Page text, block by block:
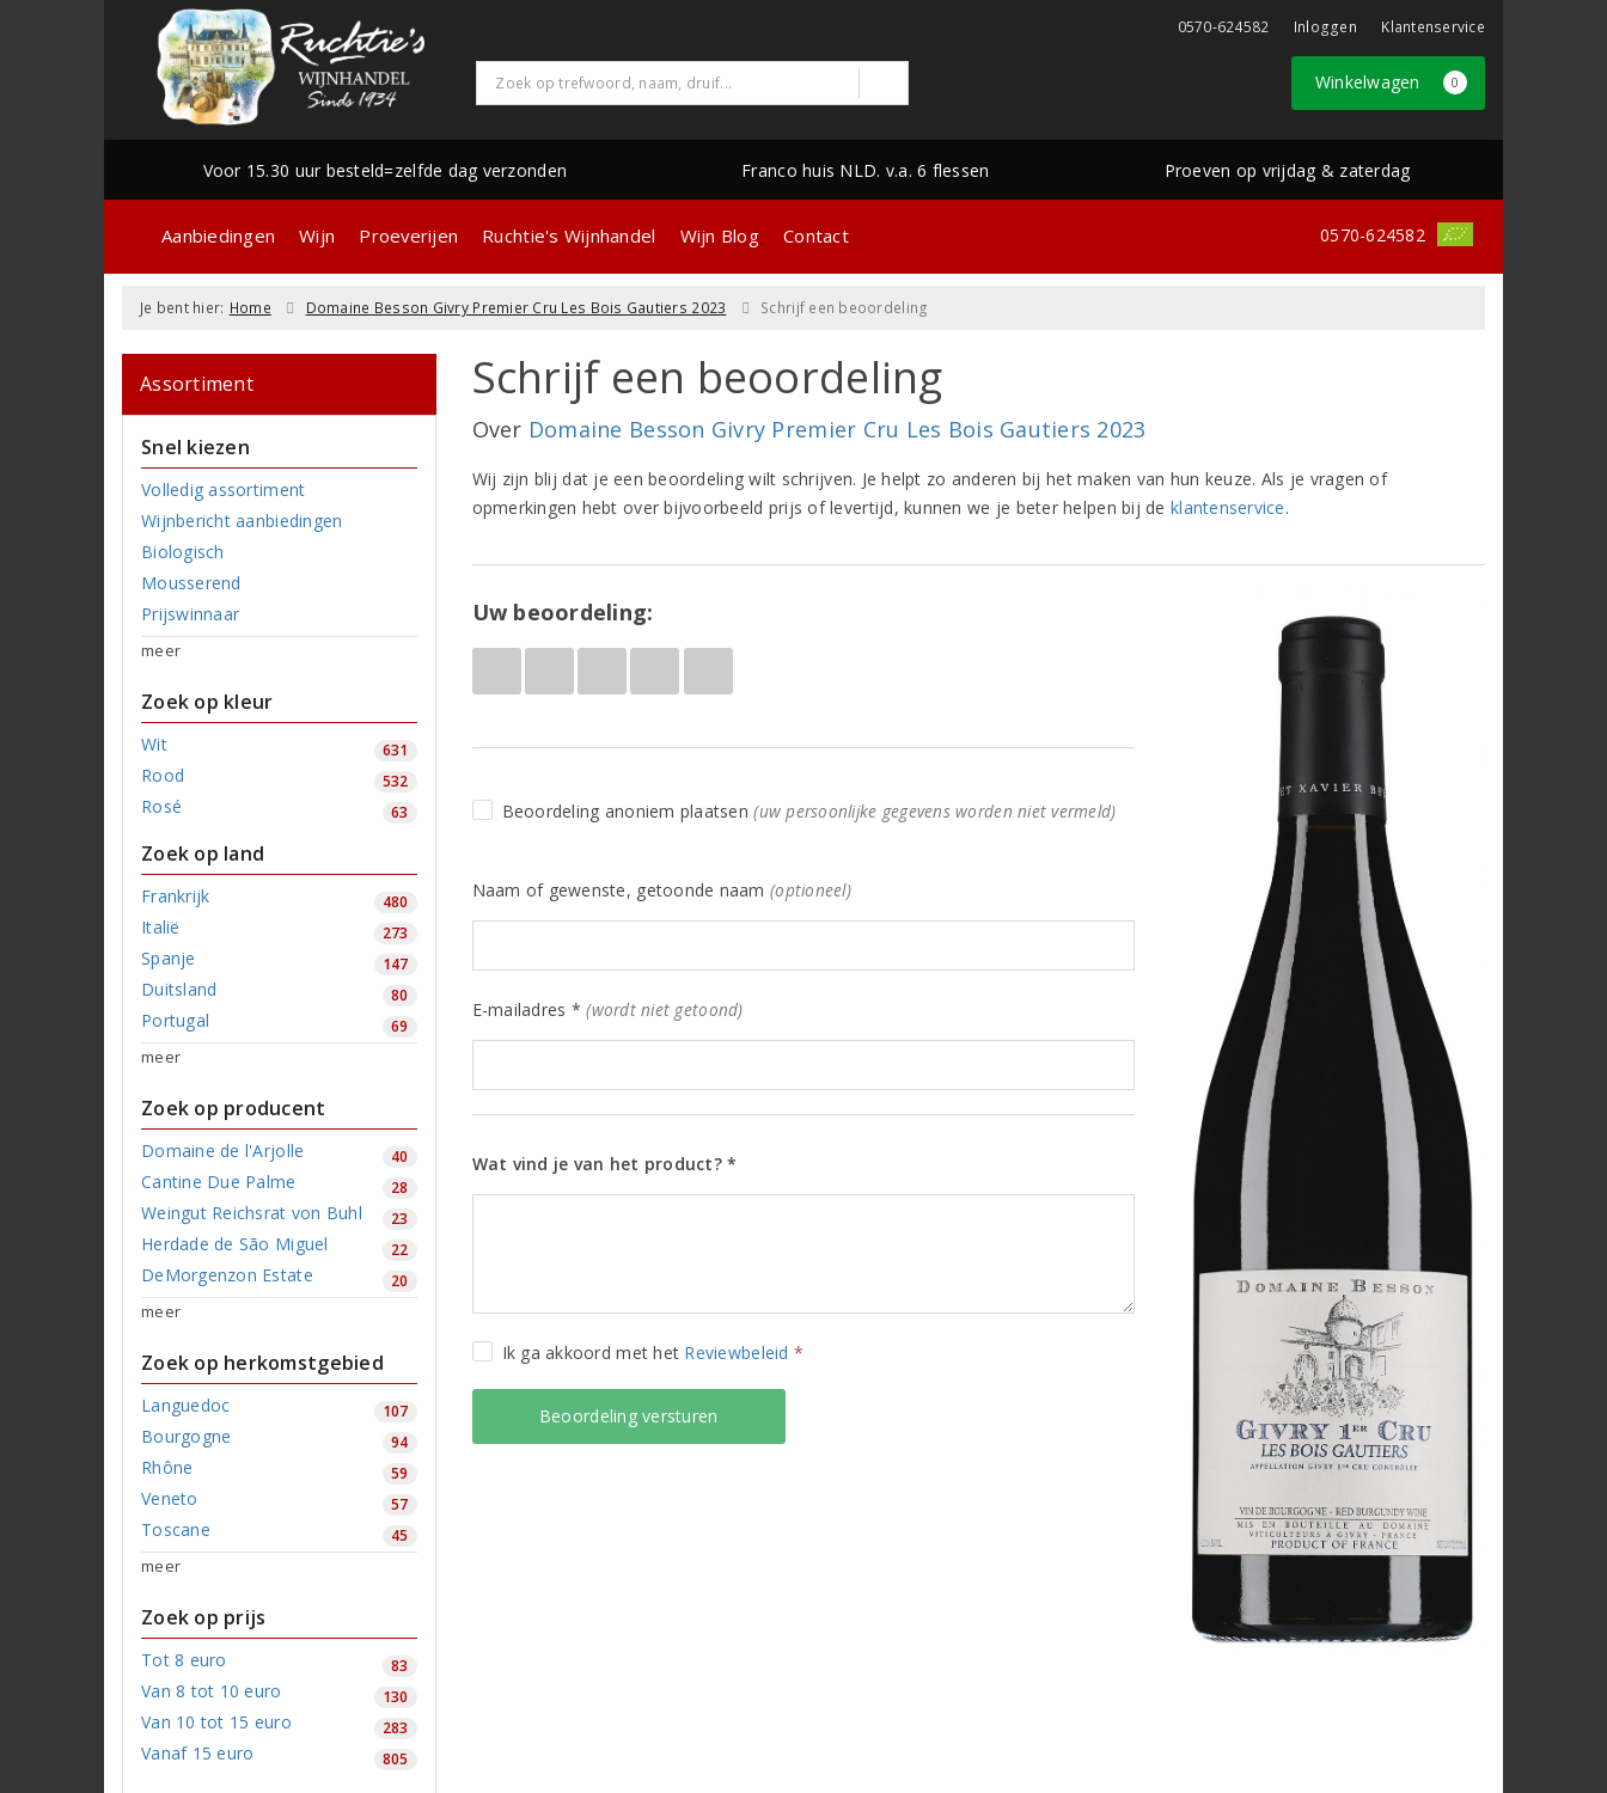
0570-624582 Inloggen Klantenservice
Winkelwagen 0
Voor 15.30 uur besteld=zelfde dag verzonden Franco huis NLD. v.a. 6 flessen Proeven op vrijdag & zaterdag
Aanbiedingen Wijn Proeverijen Ruchtie's Wijnhandel Wijn Blog Contact 0570-624582
Je bent hier: Home Domaine Besson Givry Premier Cru Les Bois Gautiers 2023 Schrijf een beoordeling
Assortiment
Snel kiezen
Volledig assortiment
Wijnbericht aanbiedingen
Biologisch
Mousserend
Prijswinnaar
meer
Zoek op kleur
Wit 631
Rood 532
Rosé 63
Zoek op land
Frankrijk 480
Italië 273
Spanje 147
Duitsland 80
Portugal 69
meer
Zoek op producent
Domaine de l'Arjolle 40
Cantine Due Palme 28
Weingut Reichsrat von Buhl 23
Herdade de São Miguel 22
DeMorgenzon Estate 20
meer
Zoek op herkomstgebied
Languedoc 107
Bourgogne 94
Rhône 59
Veneto 57
Toscane 45
meer
Zoek op prijs
Tot 8 euro 83
Van 8 tot 10 euro 130
Van 10 tot 15 euro 283
Vanaf 15 euro 805
Schrijf een beoordeling
Over Domaine Besson Givry Premier Cru Les Bois Gautiers 2023
Wij zijn blij dat je een beoordeling wilt schrijven. Je helpt zo anderen bij het maken van hun keuze. Als je vragen of
opmerkingen hebt over bijvoorbeeld prijs of levertijd, kunnen we je beter helpen bij de klantenservice.
Uw beoordeling:
Beoordeling anoniem plaatsen(uw persoonlijke gegevens worden niet vermeld)
Naam of gewenste, getoonde naam(optioneel)
E-mailadres *(wordt niet getoond)
Wat vind je van het product? *
Ik ga akkoord met het Reviewbeleid *